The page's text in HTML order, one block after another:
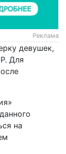
Реклама
девушек,
Для
на